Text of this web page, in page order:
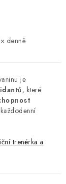
denně
je
, které
trenérka a